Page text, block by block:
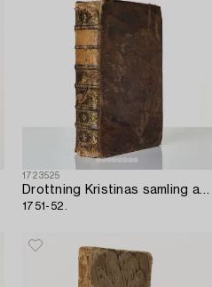
1723525
Drottning Kristinas samling av antika kameer och graverade ädelstenar,
1751-52.